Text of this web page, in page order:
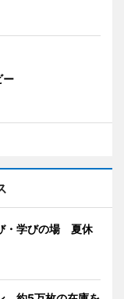
ー
・学びの場 夏休